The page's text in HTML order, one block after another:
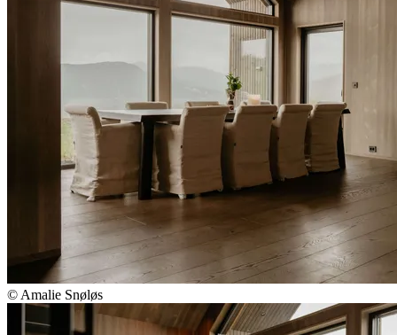
© Amalie Snøløs